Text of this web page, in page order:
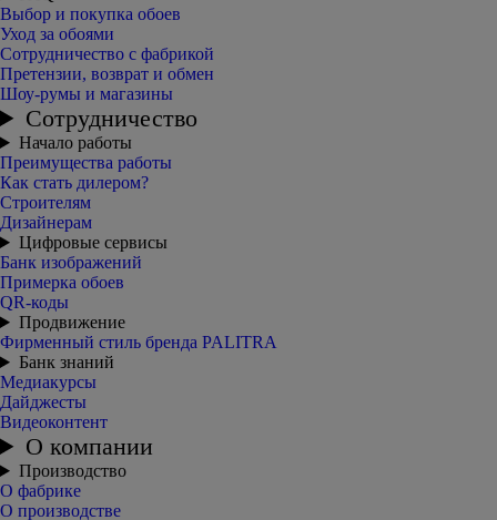
Выбор и покупка обоев
Уход за обоями
Сотрудничество с фабрикой
Претензии, возврат и обмен
Шоу-румы и магазины
Сотрудничество
Начало работы
Преимущества работы
Как стать дилером?
Строителям
Дизайнерам
Цифровые сервисы
Банк изображений
Примерка обоев
QR-коды
Продвижение
Фирменный стиль бренда PALITRA
Банк знаний
Медиакурсы
Дайджесты
Видеоконтент
О компании
Производство
О фабрике
О производстве